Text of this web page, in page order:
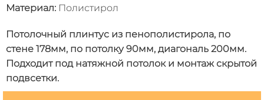
Материал: Полистирол
Потолочный плинтус из пенополистирола, по
стене 178мм, по потолку 90мм, диагональ 200мм.
Подходит под натяжной потолок и монтаж скрытой
подвсетки.